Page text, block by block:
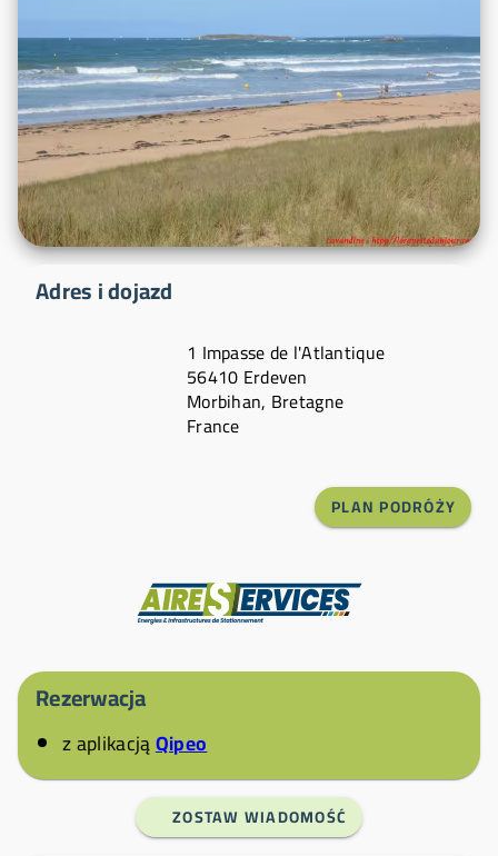
Adres i dojazd
1 Impasse de l'Atlantique
56410 Erdeven
Morbihan, Bretagne
France
PLAN PODRÓŻY
Rezerwacja
z aplikacjąQipeo
ZOSTAW WIADOMOŚĆ